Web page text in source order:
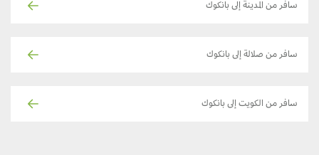
سافر من المدينة إلى بانكوك
سافر من صلالة إلى بانكوك
سافر من الكويت إلى بانكوك